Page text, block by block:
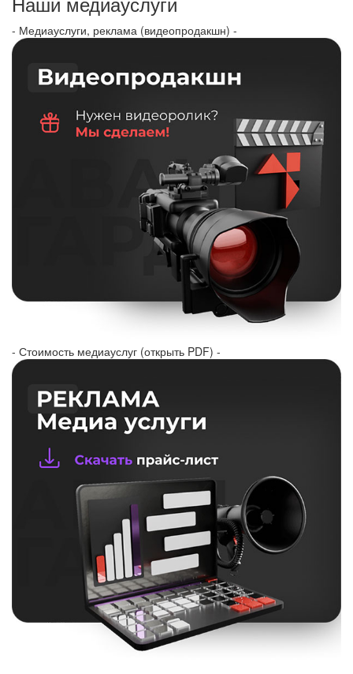
- Медиауслуги, реклама (видеопродакшн) -
- Стоимость медиауслуг (открыть PDF) -